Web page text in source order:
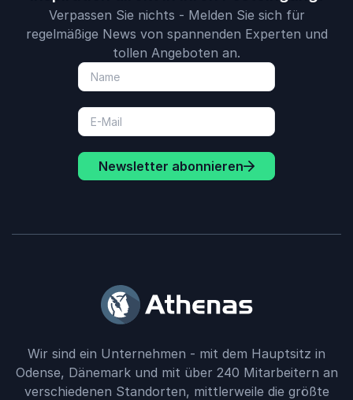
Verpassen Sie nichts - Melden Sie sich für
regelmäßige News von spannenden Experten und
tollen Angeboten an.
Newsletter abonnieren
Wir sind ein Unternehmen - mit dem Hauptsitz in
Odense, Dänemark und mit über 240 Mitarbeitern an
verschiedenen Standorten, mittlerweile die größte